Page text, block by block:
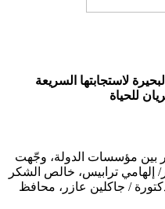
لاستجابتها السريعة
للحياة
بين مؤسسات الدولة، وجّهت
إلهامي ترابيس، خالص الشكر
/ جاكلين عازر، محافظ